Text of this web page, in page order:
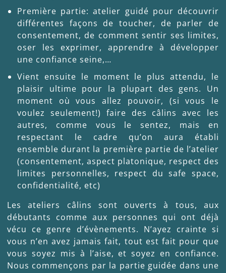
Première partie: atelier guidé pour découvrir
différentes façons de toucher, de parler de
consentement, de comment sentir ses limites,
oser les exprimer, apprendre à développer
une confiance seine,…
Vient ensuite le moment le plus attendu, le
plaisir ultime pour la plupart des gens. Un
moment où vous allez pouvoir, (si vous le
voulez seulement!) faire des câlins avec les
autres, comme vous le sentez, mais en
respectant le cadre qu’on aura établi
ensemble durant la première partie de l’atelier
(consentement, aspect platonique, respect des
limites personnelles, respect du safe space,
confidentialité, etc)
Les ateliers câlins sont ouverts à tous, aux
débutants comme aux personnes qui ont déjà
vécu ce genre d’évènements. N’ayez crainte si
vous n’en avez jamais fait, tout est fait pour que
vous soyez mis à l’aise, et soyez en confiance.
Nous commençons par la partie guidée dans une